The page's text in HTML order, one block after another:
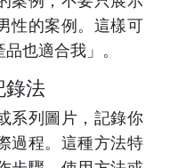
性的案例。這樣可
也適合我」。
錄法
系列圖片，記錄你
過程。這種方法特